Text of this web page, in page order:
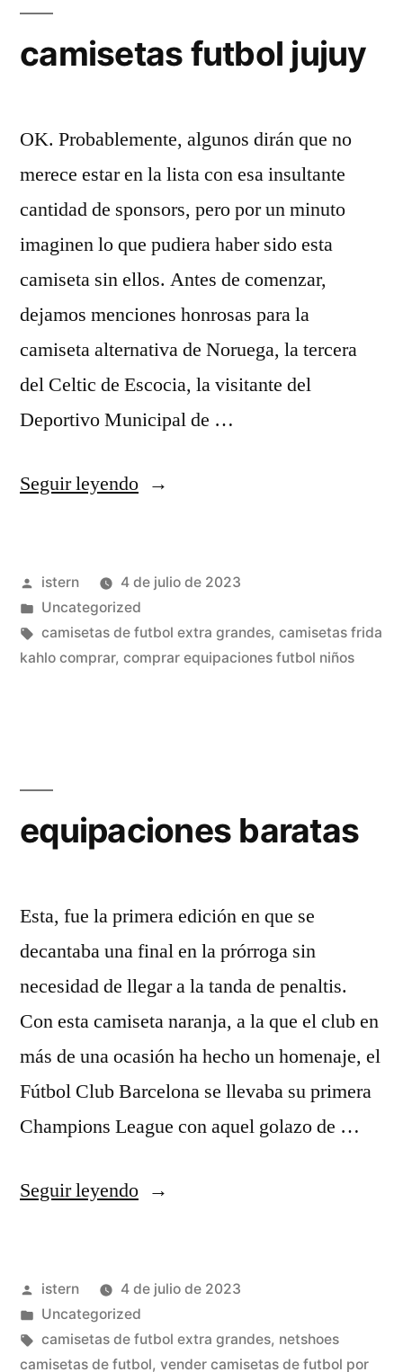
camisetas futbol jujuy
OK. Probablemente, algunos dirán que no
merece estar en la lista con esa insultante
cantidad de sponsors, pero por un minuto
imaginen lo que pudiera haber sido esta
camiseta sin ellos. Antes de comenzar,
dejamos menciones honrosas para la
camiseta alternativa de Noruega, la tercera
del Celtic de Escocia, la visitante del
Deportivo Municipal de …
Seguir leyendo«camisetas
Publicado
por
istern
4 de julio de 2023
Publicado
en
Uncategorized
Etiquetas:
camisetas de futbol extra grandes, camisetas frida
kahlo comprar, comprar equipaciones futbol niños
equipaciones baratas
Esta, fue la primera edición en que se
decantaba una final en la prórroga sin
necesidad de llegar a la tanda de penaltis.
Con esta camiseta naranja, a la que el club en
más de una ocasión ha hecho un homenaje, el
Fútbol Club Barcelona se llevaba su primera
Champions League con aquel golazo de …
Seguir leyendo«equipaciones
Publicado
por
istern
4 de julio de 2023
Publicado
en
Uncategorized
Etiquetas:
camisetas de futbol extra grandes, netshoes
camisetas de futbol, vender camisetas de futbol por